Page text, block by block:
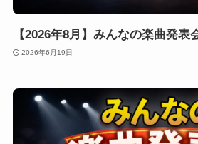
【2026年8月】みんなの楽曲発
2026年6月19日